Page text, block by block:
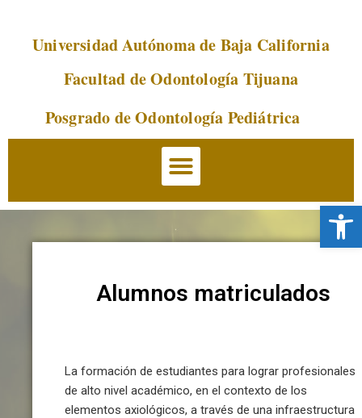
Abrir
SaltarUniversidad Autónoma de Baja California
Facultad de Odontología Tijuana
Posgrado de Odontología Pediátrica
Alumnos matriculados
La formación de estudiantes para lograr profesionales
de alto nivel académico, en el contexto de los
elementos axiológicos, a través de una infraestructura